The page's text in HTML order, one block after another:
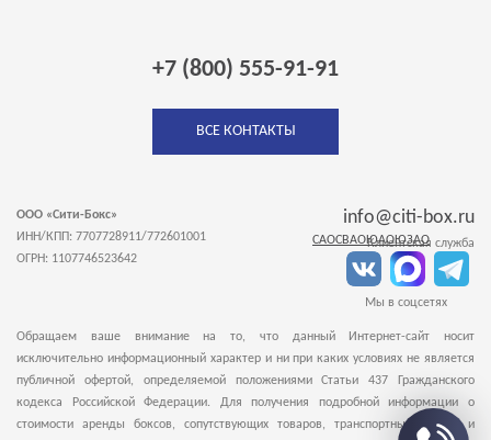
+7 (800) 555-91-91
ВСЕ КОНТАКТЫ
ООО «Сити-Бокс»
ИНН/КПП: 7707728911/772601001
ОГРН: 1107746523642
info@citi-box.ru
Клиентская служба
Мы в соцсетях
САОСВАОЮАОЮЗАО
Обращаем ваше внимание на то, что данный Интернет-сайт носит
исключительно информационный характер и ни при каких условиях не является
публичной офертой, определяемой положениями Статьи 437 Гражданского
кодекса Российской Федерации. Для получения подробной информации о
стоимости аренды боксов, сопутствующих товаров, транспортных услугах и